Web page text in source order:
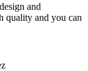
and
quality and you can